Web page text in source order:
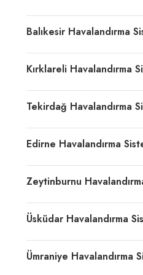
Balıkesir Havalandırma
Kırklareli Havalandırma
Tekirdağ Havalandırma
Edirne Havalandırma
Zeytinburnu
Üsküdar Havalandırma
Ümraniye Havalandırma